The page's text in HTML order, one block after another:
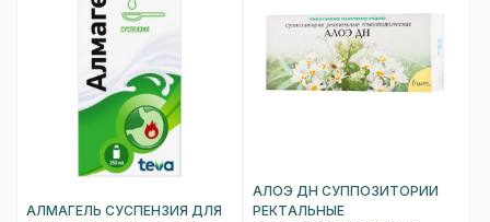
АЛМАГЕЛЬ СУСПЕНЗИЯ ДЛЯ
АЛОЭ ДН СУППОЗИТОРИИ
РЕКТАЛЬНЫЕ